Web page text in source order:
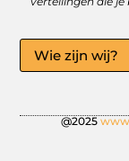
Wie zijn wij?
@2025